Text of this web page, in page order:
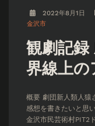
2022年8月1日
金沢市
観劇記録
界線上
概要 劇団新人類人猿
感想を書きたいと
金沢市民芸術村PIT2